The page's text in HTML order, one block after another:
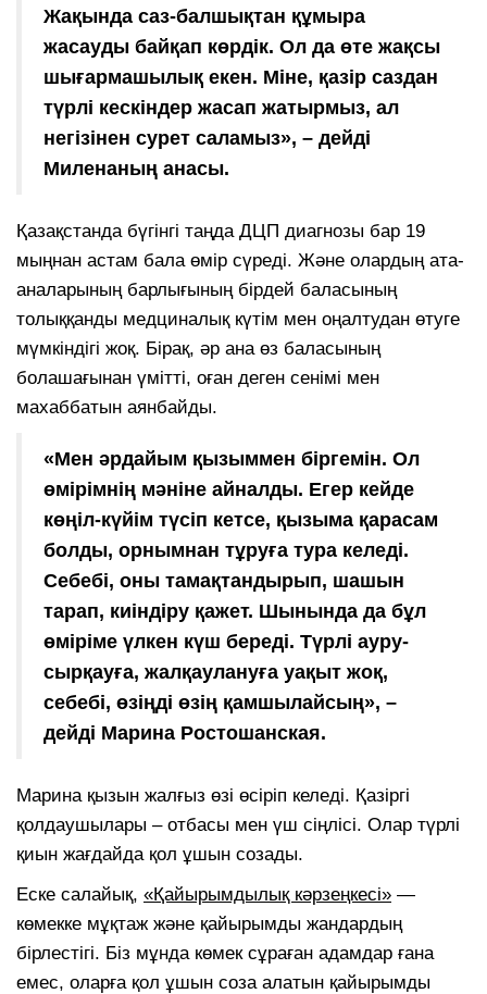
Жақында саз-балшықтан құмыра
жасауды байқап көрдік. Ол да өте жақсы
шығармашылық екен. Міне, қазір саздан
түрлі кескіндер жасап жатырмыз, ал
негізінен сурет саламыз», – дейді
Миленаның анасы.
Қазақстанда бүгінгі таңда ДЦП диагнозы бар 19
мыңнан астам бала өмір сүреді. Және олардың ата-
аналарының барлығының бірдей баласының
толыққанды медциналық күтім мен оңалтудан өтуге
мүмкіндігі жоқ. Бірақ, әр ана өз баласының
болашағынан үмітті, оған деген сенімі мен
махаббатын аянбайды.
«Мен әрдайым қызыммен біргемін. Ол
өмірімнің мәніне айналды. Егер кейде
көңіл-күйім түсіп кетсе, қызыма қарасам
болды, орнымнан тұруға тура келеді.
Себебі, оны тамақтандырып, шашын
тарап, киіндіру қажет. Шынында да бұл
өміріме үлкен күш береді. Түрлі ауру-
сырқауға, жалқаулануға уақыт жоқ,
себебі, өзіңді өзің қамшылайсың», –
дейді Марина Ростошанская.
Марина қызын жалғыз өзі өсіріп келеді. Қазіргі
қолдаушылары – отбасы мен үш сіңлісі. Олар түрлі
қиын жағдайда қол ұшын созады.
Еске салайық, «Қайырымдылық кәрзеңкесі» —
көмекке мұқтаж және қайырымды жандардың
бірлестігі. Біз мұнда көмек сұраған адамдар ғана
емес, оларға қол ұшын соза алатын қайырымды